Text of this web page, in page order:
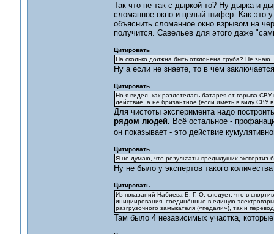
Так что не так с дыркой то? Ну дырка и
сломанное окно и целый шифер. Как это у
объяснить сломанное окно взрывом на
получится. Савельев для этого даже
Цитировать
На сколько должна быть отклонена труба? Не знаю.
Ну а если не знаете, то в чем
Цитировать
Но я видел, как разлетелась батарея от взрыва
действие, а не бризантное (если иметь в виду СВУ
Для чистоты эксперимента надо
рядом людей. Всё остальное -
он показывает - это действие
Цитировать
Я не думаю, что результаты предыдущих экспертиз
Ну не было у экспертов такого
Цитировать
Из показаний Набиева Б. Г.-О. следует, что в
инициирования, соединённые в единую
разгрузочного замыкателя («педали»), так и
Там было 4 независимых участка,